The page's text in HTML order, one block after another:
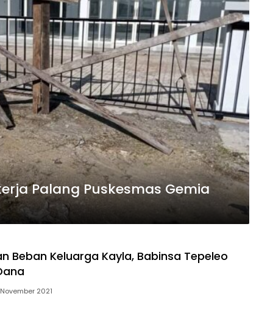
Palang Puskesmas Gemia
Beban Keluarga Kayla, Babinsa Tepeleo
2021